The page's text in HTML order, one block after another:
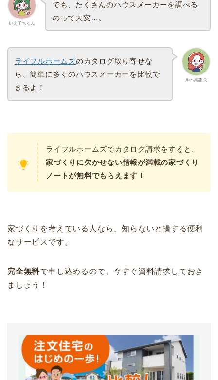
いえ子ちゃん
でも、たくさんのハウスメーカーを調べる
のって大変…。
ルム編集長
ライフルホームズのカタログ取り寄せな
ら、簡単に多くのハウスメーカーを比較で
きるよ！
ライフルホームズでカタログ請求をすると、
家づくりに欠かせない情報が満載の家づくり
ノートが無料でもらえます！
家づくりを考えている人なら、知らないと損する便利
なサービスです。
完全無料で申し込めるので、今すぐ資料請求しておき
ましょう！